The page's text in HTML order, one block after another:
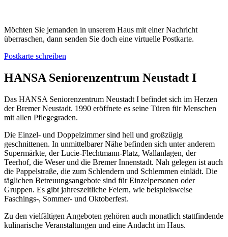
Möchten Sie jemanden in unserem Haus mit einer Nachricht
überraschen, dann senden Sie doch eine virtuelle Postkarte.
Postkarte schreiben
HANSA Seniorenzentrum Neustadt I
Das HANSA Seniorenzentrum Neustadt I befindet sich im Herzen
der Bremer Neustadt. 1990 eröffnete es seine Türen für Menschen
mit allen Pflegegraden.
Die Einzel- und Doppelzimmer sind hell und großzügig
geschnittenen. In unmittelbarer Nähe befinden sich unter anderem
Supermärkte, der Lucie-Flechtmann-Platz, Wallanlagen, der
Teerhof, die Weser und die Bremer Innenstadt. Nah gelegen ist auch
die Pappelstraße, die zum Schlendern und Schlemmen einlädt. Die
täglichen Betreuungsangebote sind für Einzelpersonen oder
Gruppen. Es gibt jahreszeitliche Feiern, wie beispielsweise
Faschings-, Sommer- und Oktoberfest.
Zu den vielfältigen Angeboten gehören auch monatlich stattfindende
kulinarische Veranstaltungen und eine Andacht im Haus.